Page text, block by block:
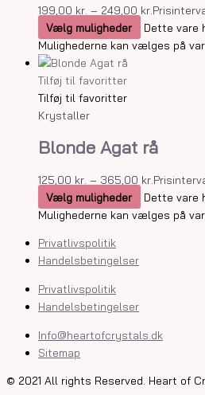
199,00 kr. – 249,00 kr.
Vælg muligheder
Dette vare
Mulighederne kan vælges på
Tilføj til favoritter
Tilføj til favoritter
Krystaller
Blonde Agat rå
125,00 kr. – 365,00 kr.
Vælg muligheder
Dette vare
Mulighederne kan vælges på
Privatlivspolitik
Handelsbetingelser
Privatlivspolitik
Handelsbetingelser
Info@heartofcrystals.dk
Sitemap
© 2021 All rights Reserved. Heart of